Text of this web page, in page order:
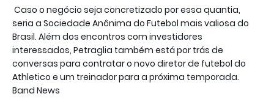
Caso o negócio seja concretizado por essa quantia,
seria a Sociedade Anônima do Futebol mais valiosa do
Brasil. Além dos encontros com investidores
interessados, Petraglia também está por trás de
conversas para contratar o novo diretor de futebol do
Athletico e um treinador para a próxima temporada.
Band News